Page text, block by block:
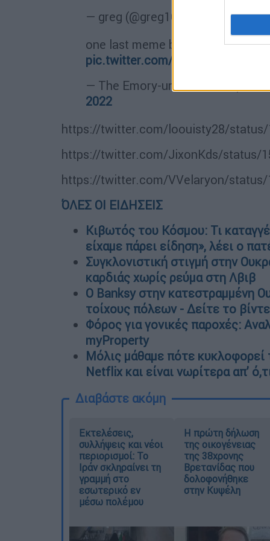
— greg (@greg16676935420)
one last meme before the ship
pic.twitter.com/dZ29LZPt08
— The Emory-um Meme
2022
https://twitter.com/loouisty28/status/
https://twitter.com/JixonKds/status/
https://twitter.com/VVelaryon/status/
ΌΛΕΣ ΟΙ ΕΙΔΗΣΕΙΣ
Κιβωτός του Κόσμου: Τι
είχαμε πάρει είδηση», λέει ο
Συγκλονιστική στιγμή στην
καρδιάς χωρίς ρεύμα στη Λβιβ
Ο Banksy στην κατεστραμμένη
τοίχους πόλεων - Δείτε το
Φόρος για γονικές παροχές:
myProperty
Μόλις μάθαμε πότε κυκλοφορεί
Netflix και είναι νωρίτερα απ’
Διαβάστε ακόμη
Εκτελέσεις,
συλλήψεις και νέοι
περιορισμοί: Το
Ιράν σκληραίνει τη
γραμμή στο
εσωτερικό εν
μέσω πολέμου
Η πρώτη δήλωση
της οικογένειας
της 38χρονης
Βρετανίδας που
δολοφονήθηκε
στην Κυψέλη